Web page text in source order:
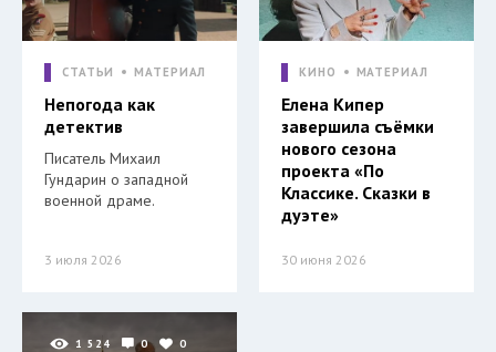
СТАТЬИ МАТЕРИАЛ
Непогода как
детектив
Писатель Михаил
Гундарин о западной
военной драме.
3 июля 2026
КИНО МАТЕРИАЛ
Елена Кипер
завершила съёмки
нового сезона
проекта «По
Классике. Сказки в
дуэте»
30 июня 2026
1 524 0 0